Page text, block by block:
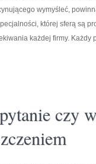
wymyśleć,
której sferą są
każdej firmy. Każdy
czy